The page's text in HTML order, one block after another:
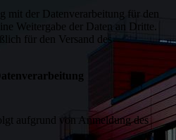
mit der Datenverarbeitung für den
Weitergabe der Daten an Dritte.
für den Versand des
aufgrund von Anmeldung des